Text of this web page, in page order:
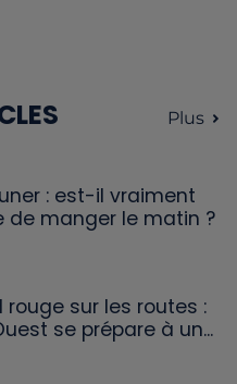
Plus
: est-il vraiment
de manger le matin ?
sur les routes :
se prépare à un...